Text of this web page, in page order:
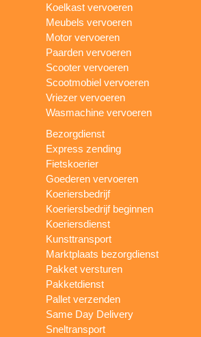
Koelkast vervoeren
Meubels vervoeren
Motor vervoeren
Paarden vervoeren
Scooter vervoeren
Scootmobiel vervoeren
Vriezer vervoeren
Wasmachine vervoeren
Bezorgdienst
Express zending
Fietskoerier
Goederen vervoeren
Koeriersbedrijf
Koeriersbedrijf beginnen
Koeriersdienst
Kunsttransport
Marktplaats bezorgdienst
Pakket versturen
Pakketdienst
Pallet verzenden
Same Day Delivery
Sneltransport